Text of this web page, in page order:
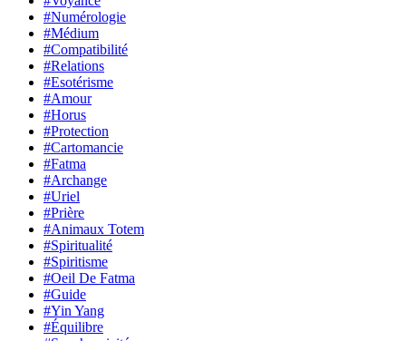
#Numérologie
#Médium
#Compatibilité
#Relations
#Esotérisme
#Amour
#Horus
#Protection
#Cartomancie
#Fatma
#Archange
#Uriel
#Prière
#Animaux Totem
#Spiritualité
#Spiritisme
#Oeil De Fatma
#Guide
#Yin Yang
#Équilibre